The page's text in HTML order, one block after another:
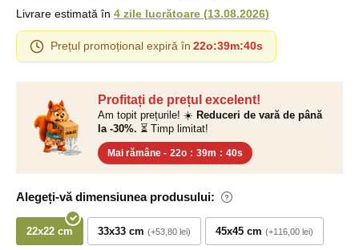
Profitați de prețul excelent!
Am topit prețurile! ☀️ Reduceri de vară de până
la -30%. ⏳ Timp limitat!
Mai rămâne - 22o : 39m : 39s
Alegeți-vă dimensiunea produsului:
22x22 cm 33x33 cm +53,80 lei 45x45 cm +116,00 lei
Livrare estimată în 4 zile lucrătoare (13.08.2026)
Prețul promoțional expiră în 22o:39m:39s